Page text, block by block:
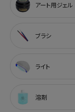
アート用ジェル
ブラシ
ライト
溶剤